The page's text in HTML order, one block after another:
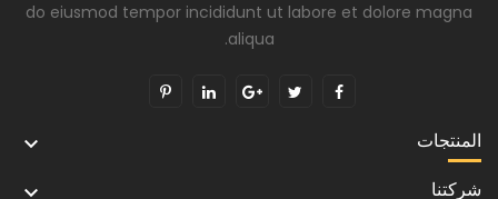
do eiusmod tempor incididunt ut labore et dolore magna
aliqua.
المنتجات 
شركتنا 